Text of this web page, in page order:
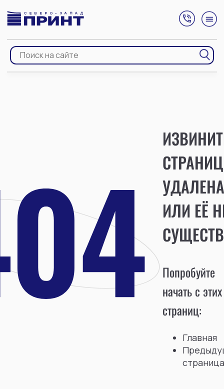
УДАЛЕНА
ИЛИ ЕЁ
Попробуйте
начать с этих
страниц:
Главная
страница